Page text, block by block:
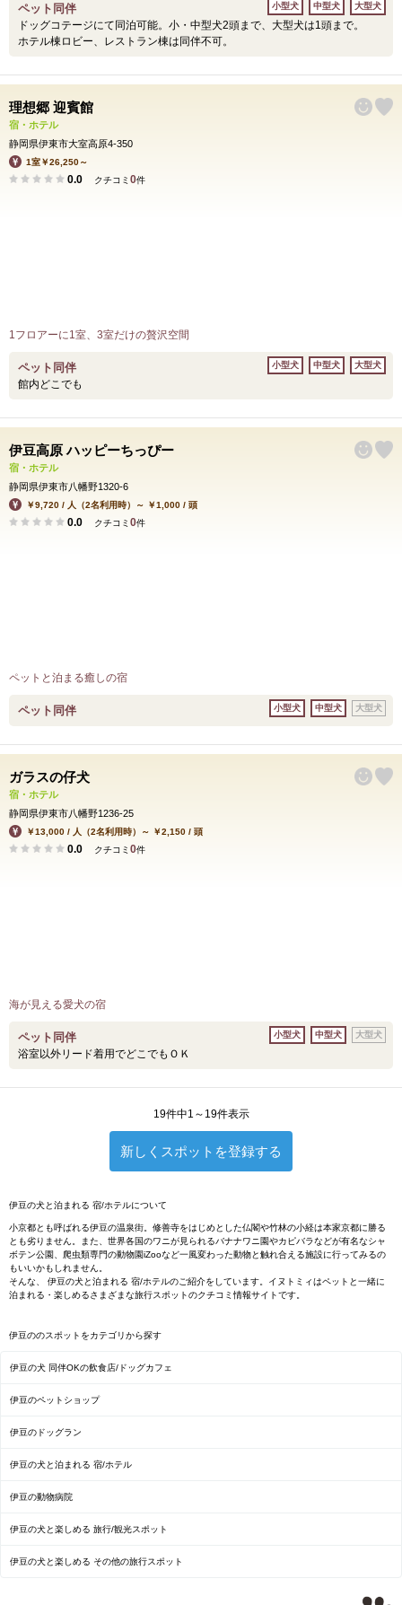
ペット同伴
ドッグコテージにて同泊可能。小・中型犬2頭まで、大型犬は1頭まで。
ホテル棟ロビー、レストラン棟は同伴不可。
小型犬 中型犬 大型犬
理想郷 迎賓館
宿・ホテル
静岡県伊東市大室高原4-350
1室￥26,250～
0.0 クチコミ 0件
1フロアーに1室、3室だけの贅沢空間
ペット同伴
館内どこでも
小型犬 中型犬 大型犬
伊豆高原 ハッピーちっぴー
宿・ホテル
静岡県伊東市八幡野1320-6
￥9,720 / 人（2名利用時）～ ￥1,000 / 頭
0.0 クチコミ 0件
ペットと泊まる癒しの宿
ペット同伴 小型犬 中型犬 大型犬
ガラスの仔犬
宿・ホテル
静岡県伊東市八幡野1236-25
￥13,000 / 人（2名利用時）～ ￥2,150 / 頭
0.0 クチコミ 0件
海が見える愛犬の宿
ペット同伴
浴室以外リード着用でどこでもＯＫ
小型犬 中型犬 大型犬
19件中1～19件表示
新しくスポットを登録する
伊豆の犬と泊まれる 宿/ホテルについて
小京都とも呼ばれる伊豆の温泉街。修善寺をはじめとした仏閣や竹林の小経は本家京都に勝る
とも劣りません。また、世界各国のワニが見られるバナナワニ園やカピバラなどが有名なシャ
ボテン公園、爬虫類専門の動物園iZooなど一風変わった動物と触れ合える施設に行ってみるの
もいいかもしれません。
そんな、 伊豆の犬と泊まれる 宿/ホテルのご紹介をしています。イヌトミィはペットと一緒に
泊まれる・楽しめるさまざまな旅行スポットのクチコミ情報サイトです。
伊豆ののスポットをカテゴリから探す
伊豆の犬 同伴OKの飲食店/ドッグカフェ
伊豆のペットショップ
伊豆のドッグラン
伊豆の犬と泊まれる 宿/ホテル
伊豆の動物病院
伊豆の犬と楽しめる 旅行/観光スポット
伊豆の犬と楽しめる その他の旅行スポット